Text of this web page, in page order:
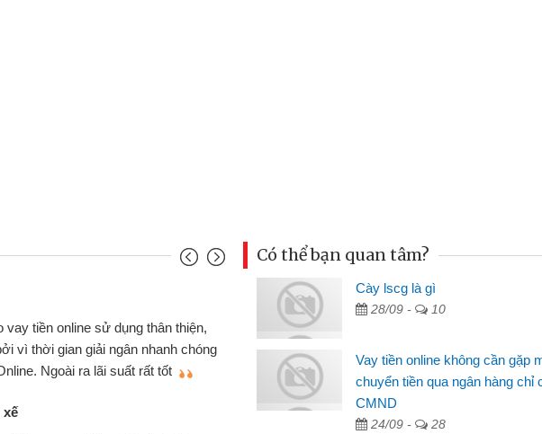
Mình cần tiền gấp nên định cầm cố chiếc xe wave
nhưng thật may đã có gói vay tiền bằng CMND online
không cần gặp mặt nên rất tiện lợi, sẽ giới thiệu cho bạn
bè biết
Có thể bạn quan tâm?
Cày lscg là gì
28/09 - 10
Vay tiền online không cần gặp
chuyển tiền qua ngân hàng chỉ
CMND
24/09 - 28